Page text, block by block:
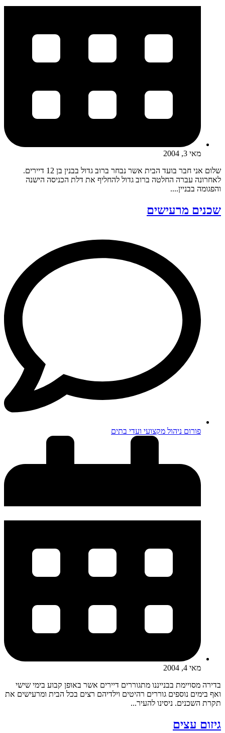
מאי 3, 2004
שלום אני חבר בועד הבית אשר נבחר ברוב גדול בבנין בן 12 דיירים.
לאחרונה עברה החלטה ברוב גדול להחליף את דלת הכניסה הישנה
והפגומה בבניין....
שכנים מרעישים
פורום ניהול מקצועי ועדי בתים
מאי 4, 2004
בדירה מסויימת בבנייננו מתגוררים דיירים אשר באופן קבוע בימי שישי
ואף בימים נוספים גוררים רהיטים וילדיהם רצים בכל הבית ומרעישים את
תקרת השכנים. ניסינו להעיר...
גיזום עצים